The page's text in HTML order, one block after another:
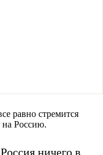
равно стремится
на Россию.
ничего в